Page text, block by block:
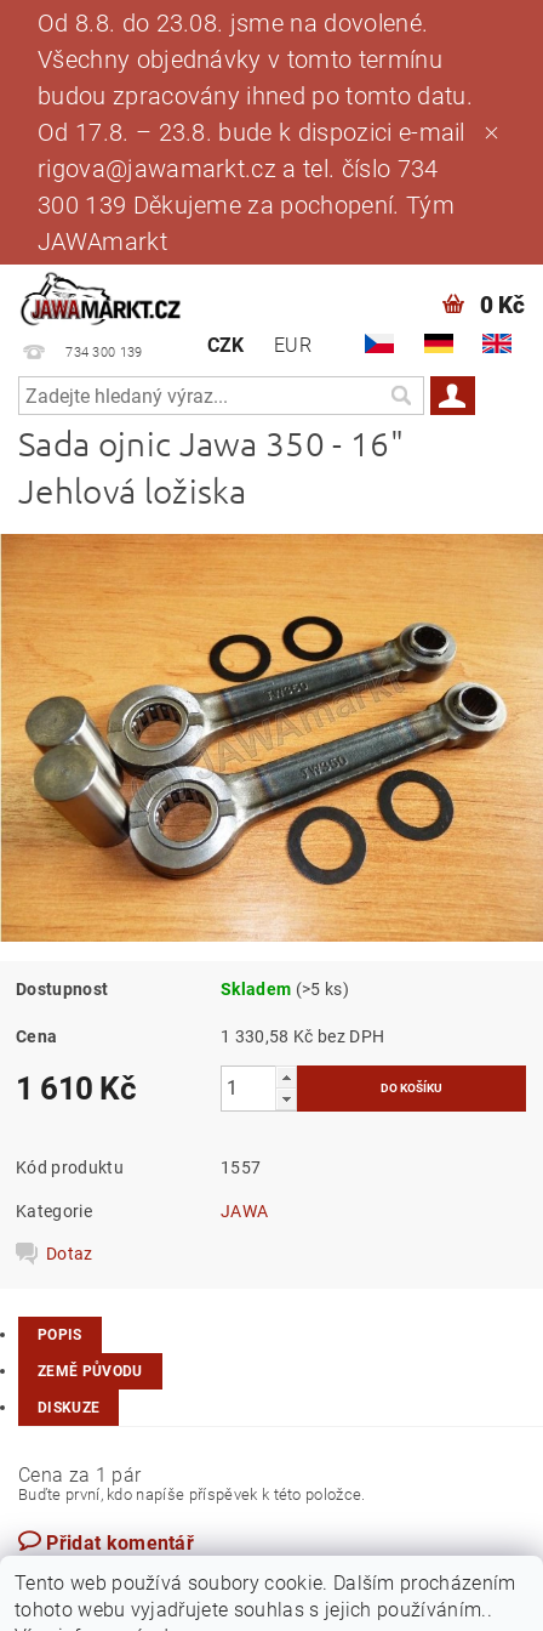
Od 8.8. do 23.08. jsme na dovolené.
Všechny objednávky v tomto termínu
budou zpracovány ihned po tomto datu.
Od 17.8. – 23.8. bude k dispozici e-mail
rigova@jawamarkt.cz a tel. číslo 734
300 139 Děkujeme za pochopení. Tým
JAWAmarkt
734 300 139 CZK EUR
0 Kč
Sada ojnic Jawa 350 - 16"
Jehlová ložiska
Dostupnost Skladem (>5 ks)
Cena 1 330,58 Kč bez DPH
1 610 Kč
Kód produktu 1557
Kategorie JAWA
Dotaz
POPIS
ZEMĚ PŮVODU
DISKUZE
Cena za 1 pár
Buďte první, kdo napíše příspěvek k této položce.
Přidat komentář
Tento web používá soubory cookie. Dalším procházením
tohoto webu vyjadřujete souhlas s jejich používáním..